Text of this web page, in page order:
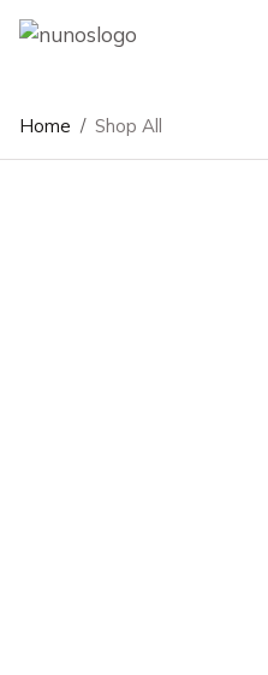
Home / Shop All